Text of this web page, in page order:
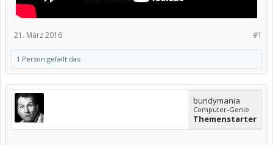
#1
21. März 2016
1 Person gefällt das.
bundymania
Computer-Genie
Themenstarter